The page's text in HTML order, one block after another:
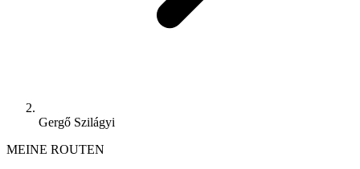
Gergő Szilágyi
MEINE ROUTEN